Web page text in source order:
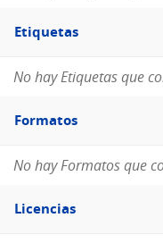
Filtro
Etiquetas
Etiquetas
No hay Etiquetas que
Filtro
Formatos
Formatos
No hay Formatos que
Filtro
Licencias
Licencias